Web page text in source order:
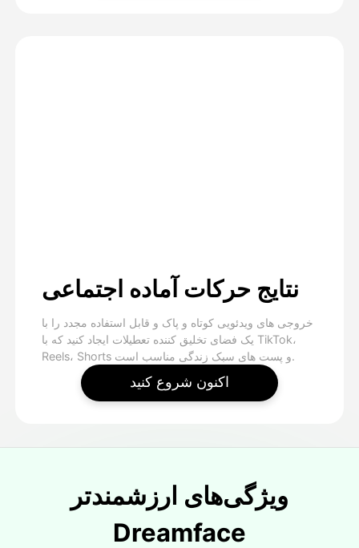
نتایج حرکات آماده اجتماعی
خروجی های ویدئویی کوتاه و پاک و قابل استفاده مجدد را با
یک فضای تخلیق کننده تعطیلات ایجاد کنید که با TikTok،
Reels، Shorts و پست های سبک زندگی مناسب است.
اکنون شروع کنید
ویژگی‌های ارزشمندتر
Dreamface